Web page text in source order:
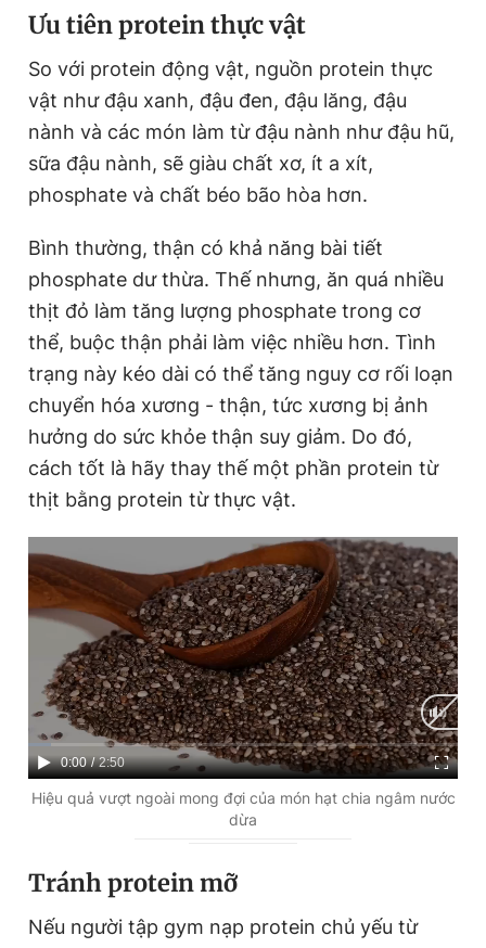
Giấy phép xuất bản số 110/GP - BTTTT cấp ngày 24.3.2020
© 2003-2026 Bản quyền thuộc về Báo Thanh Niên. Cấm sao
chép dưới mọi hình thức nếu không có sự chấp thuận bằng văn
bản. Phát triển bởi ePi Technologies, JSC.
Ưu tiên protein thực vật
So với protein động vật, nguồn protein thực
vật như đậu xanh, đậu đen, đậu lăng, đậu
nành và các món làm từ đậu nành như đậu hũ,
sữa đậu nành, sẽ giàu chất xơ, ít a xít,
phosphate và chất béo bão hòa hơn.
Bình thường, thận có khả năng bài tiết
phosphate dư thừa. Thế nhưng, ăn quá nhiều
thịt đỏ làm tăng lượng phosphate trong cơ
thể, buộc thận phải làm việc nhiều hơn. Tình
trạng này kéo dài có thể tăng nguy cơ rối loạn
chuyển hóa xương - thận, tức xương bị ảnh
hưởng do sức khỏe thận suy giảm. Do đó,
cách tốt là hãy thay thế một phần protein từ
thịt bằng protein từ thực vật.
C
u
e
n
0:00 / D
u
t
2:50
Hiệu quả vượt ngoài mong đợi của món hạt chia ngâm nước
dừa
Tránh protein mỡ
Nếu người tập gym nạp protein chủ yếu từ